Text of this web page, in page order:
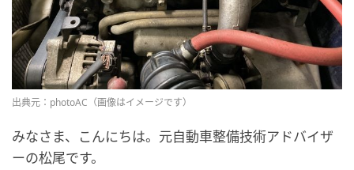
出典元：photoAC（画像はイメージです）
みなさま、こんにちは。元自動車整備技術アドバイザ
ーの松尾です。